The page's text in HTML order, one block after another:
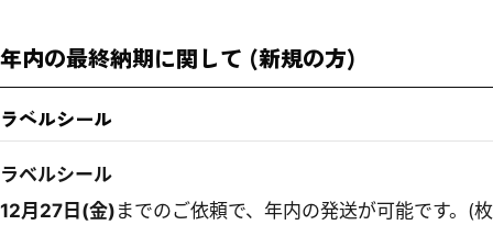
年内の最終納期に関して (新規の方)
ラベルシール
ラベルシール
12月27日(金) までのご依頼で、年内の発送が可能です。(枚